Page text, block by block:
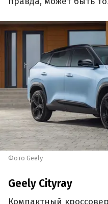
Фото Geely
Geely Cityray
Компактный